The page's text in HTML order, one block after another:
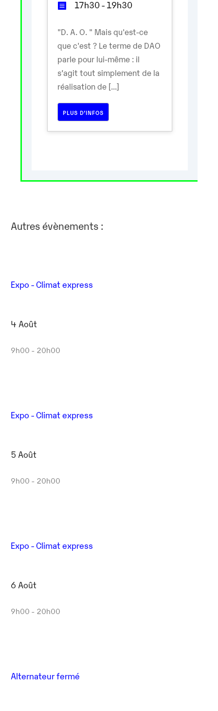
17h30 - 19h30
"D. A. O. " Mais qu'est-ce
que c'est ? Le terme de DAO
parle pour lui-même : il
s’agit tout simplement de la
réalisation de [...]
PLUS D’INFOS
Autres évènements :
Expo - Climat express
4 Août
9h00 - 20h00
Expo - Climat express
5 Août
9h00 - 20h00
Expo - Climat express
6 Août
9h00 - 20h00
Alternateur fermé